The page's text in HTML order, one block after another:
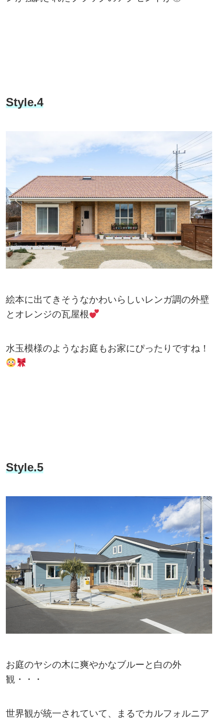
Style.4
絵本に出てきそうなかわいらしいレンガ調の外壁
とオレンジの瓦屋根
水玉模様のようなお庭もお家にぴったりですね！
Style.5
お庭のヤシの木に爽やかなブルーと白の外
観・・・
世界観が統一されていて、まるでカルフォルニア